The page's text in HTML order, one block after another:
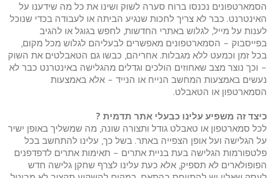
הסמארטפונים נכנסו ברוח סערה לשוק ושינו את כל מה שידענו על
האינטרנט. כבר לא צריך לחכות שנגיע הביתה או לעבודה בכדי שנוכל
לענות על מייל, לגלוש באתרי החדשות, לחפש בגוגל או להגיב
בפייסבוק – הסמארטפונים מאפשרים לבעליהם לגלוש מכל מקום,
בכל זמן וכמעט ללא מגבלות. אחריהם, כבשו גם הטאבלטים את השוק
– וכך נוצר מצב שאחוזים הולכים וגדלים מהגלישה באינטרנט כבר לא
נעשים באמצעות המחשב הנייח או הנייד – אלא באמצעות
הסמארטפון או הטאבלט.
כיצד זה משפיע עלינו כבעלי אתר תדמית ?
לכל סמארטפון או טאבלט גודל ותצורה שונה, מה שמשליך באופן ישיר
על הגלישה ועל אופן הצפייה באתר. בשל כך, עלינו להתחשב בכל
פלטפורמות הגלישה בעת בניית אתרים – תאימות אתרים לדפדפנים
הפופולארים לא תספיק, אלא כעת עלינו לצרף שחקן גלישה חדש